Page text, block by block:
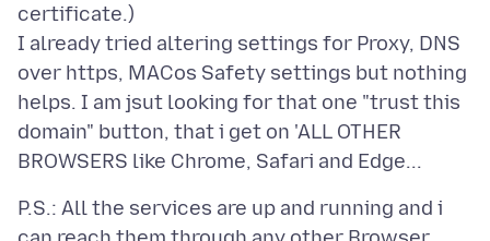
certificate.)
I already tried altering settings for Proxy, DNS
over https, MACos Safety settings but nothing
helps. I am jsut looking for that one "trust this
domain" button, that i get on 'ALL OTHER
P.S.: All the services are up and running and i